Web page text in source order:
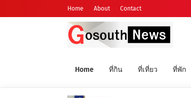
Home About Contact
Home ที่กิน ที่เที่ยว ที่พัก